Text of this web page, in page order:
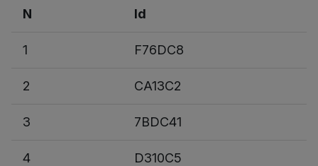
N Id
1 F76DC8
2 CA13C2
3 7BDC41
4 D310C5